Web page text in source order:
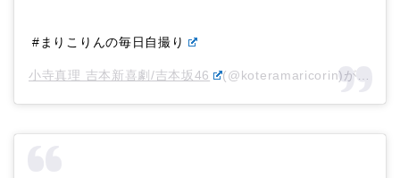
#まりこりんの毎日自撮り
小寺真理 吉本新喜劇/吉本坂46 (@koteramaricorin)がシェアした投稿 –